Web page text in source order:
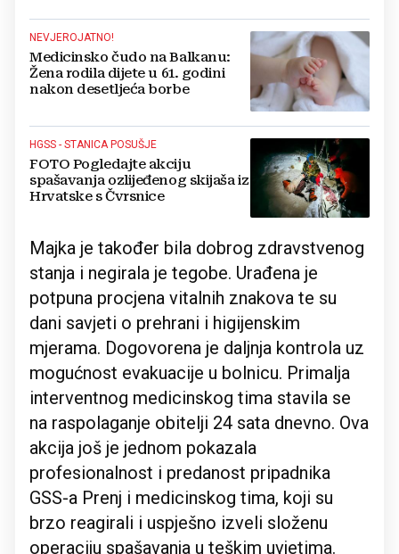
NEVJEROJATNO!
Medicinsko čudo na Balkanu:
Žena rodila dijete u 61. godini
nakon desetljeća borbe
HGSS - STANICA POSUŠJE
FOTO Pogledajte akciju
spašavanja ozlijeđenog skijaša iz
Hrvatske s Čvrsnice
Majka je također bila dobrog zdravstvenog
stanja i negirala je tegobe. Urađena je
potpuna procjena vitalnih znakova te su
dani savjeti o prehrani i higijenskim
mjerama. Dogovorena je daljnja kontrola uz
mogućnost evakuacije u bolnicu. Primalja
interventnog medicinskog tima stavila se
na raspolaganje obitelji 24 sata dnevno. Ova
akcija još je jednom pokazala
profesionalnost i predanost pripadnika
GSS-a Prenj i medicinskog tima, koji su
brzo reagirali i uspješno izveli složenu
operaciju spašavanja u teškim uvjetima.